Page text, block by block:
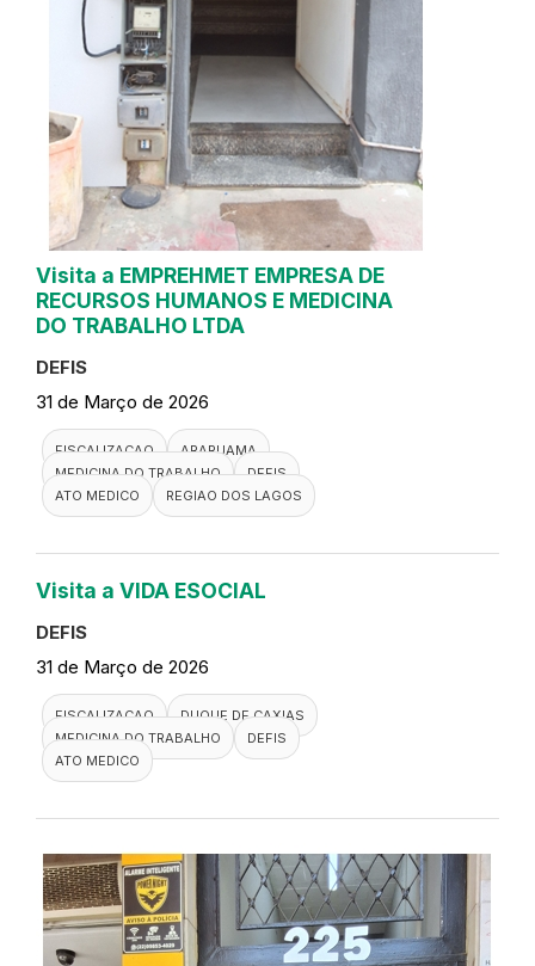
Visita a EMPREHMET EMPRESA DE
RECURSOS HUMANOS E MEDICINA
DO TRABALHO LTDA
DEFIS
31 de Março de 2026
FISCALIZACAO
ARARUAMA
MEDICINA DO TRABALHO
DEFIS
ATO MEDICO
REGIAO DOS LAGOS
Visita a VIDA ESOCIAL
DEFIS
31 de Março de 2026
FISCALIZACAO
DUQUE DE CAXIAS
MEDICINA DO TRABALHO
DEFIS
ATO MEDICO